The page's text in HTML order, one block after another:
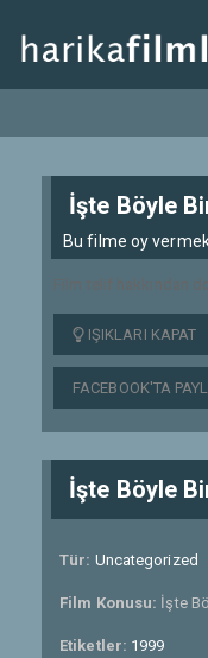
İşte Böyle
Bu filme oy
IŞIKLARI KAPAT
FACEBOOK'TA
İşte Böyle
Tür: Uncategorized
Film Konusu: İşte
Etiketler: 1999